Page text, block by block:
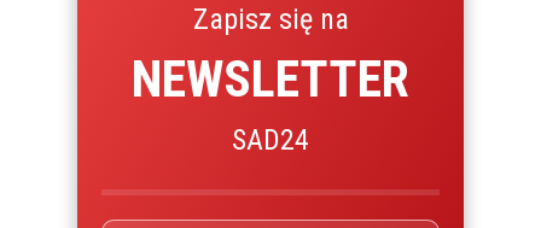
Zapisz się na
NEWSLETTER
SAD24